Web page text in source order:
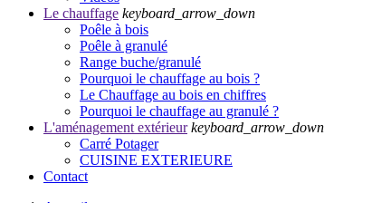
Le chauffage keyboard_arrow_down
Poêle à bois
Poêle à granulé
Range buche/granulé
Pourquoi le chauffage au bois ?
Le Chauffage au bois en chiffres
Pourquoi le chauffage au granulé ?
L'aménagement extérieur keyboard_arrow_down
Carré Potager
CUISINE EXTERIEURE
Contact